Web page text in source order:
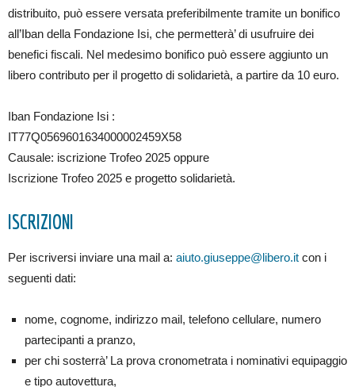
distribuito, può essere versata preferibilmente tramite un bonifico
all’Iban della Fondazione Isi, che permetterà’ di usufruire dei
benefici fiscali. Nel medesimo bonifico può essere aggiunto un
libero contributo per il progetto di solidarietà, a partire da 10 euro.
Iban Fondazione Isi :
IT77Q0569601634000002459X58
Causale: iscrizione Trofeo 2025 oppure
Iscrizione Trofeo 2025 e progetto solidarietà.
ISCRIZIONI
Per iscriversi inviare una mail a: aiuto.giuseppe@libero.it con i
seguenti dati:
nome, cognome, indirizzo mail, telefono cellulare, numero
partecipanti a pranzo,
per chi sosterrà’ La prova cronometrata i nominativi equipaggio
e tipo autovettura,